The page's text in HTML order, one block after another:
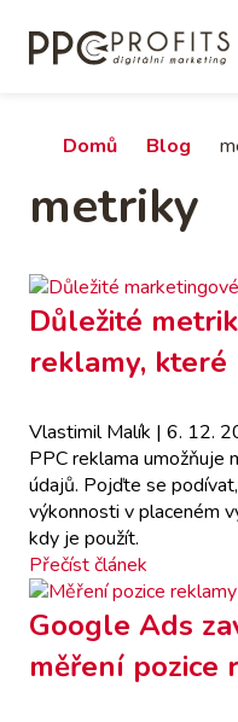
hlavnímu
Drobečková
navigace
Domů Blog
metriky
Důležité
reklamy,
Vlastimil Malík | 6. 12.
PPC reklama umožňuje
údajů. Pojďte se
výkonnosti v placeném
kdy je použít.
Přečíst článek
Google Ads
měření pozice